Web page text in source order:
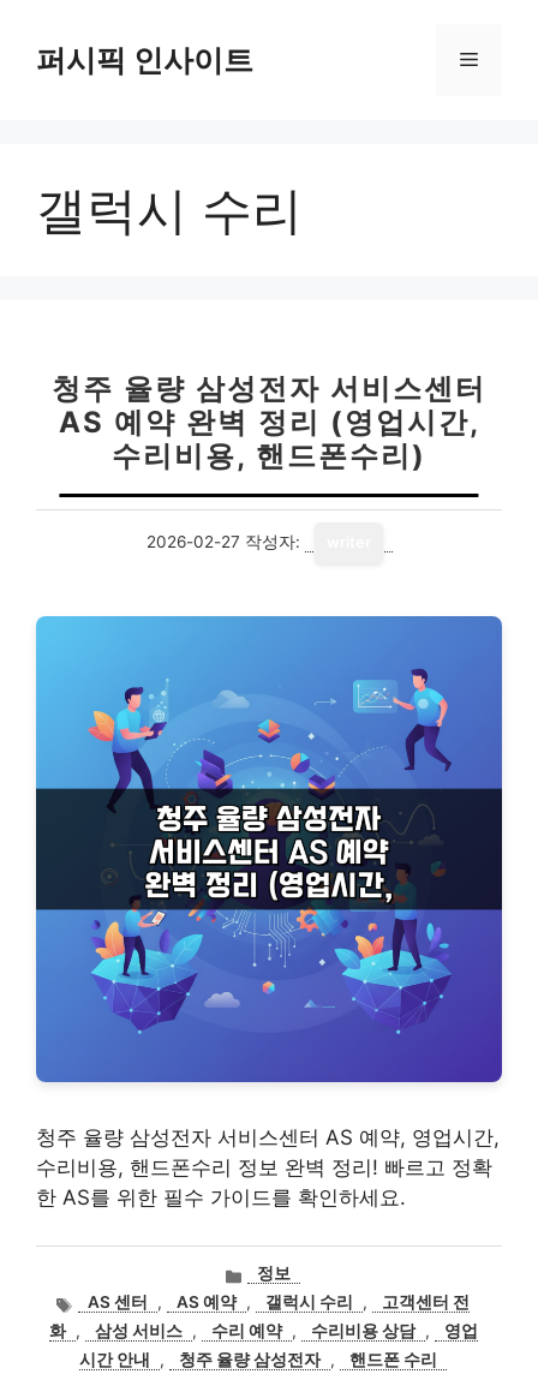
퍼시픽 인사이트 메
갤럭시 수리
청주 율량 삼성전자 서비스센터
AS 예약 완벽 정리 (영업시간,
수리비용, 핸드폰수리)
2026-02-27 작성자:
청주 율량 삼성전자 서비스센터 AS 예약, 영업시간,
수리비용, 핸드폰수리 정보 완벽 정리! 빠르고 정확
한 AS를 위한 필수 가이드를 확인하세요.
카
고
리
정보
태AS 센터 , AS 예약 , 갤럭시 수리 ,
고객센터 전
화 , 삼성 서비스 , 수리 예약 , 수리비용 상담 ,
영업
시간 안내
, 청주 율량 삼성전자 , 핸드폰 수리